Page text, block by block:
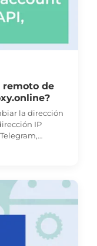
remoto de
la dirección
IP